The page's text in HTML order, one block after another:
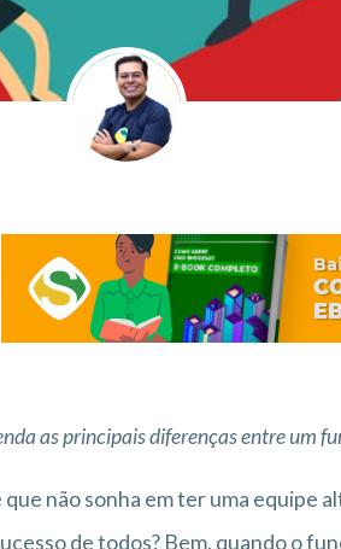
as principais diferenças entre um
que não sonha em ter uma equipe
de todos? Bem, quando o